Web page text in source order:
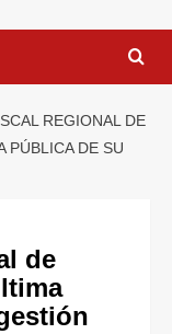
REGIONAL DE
PÚBLICA DE SU
de